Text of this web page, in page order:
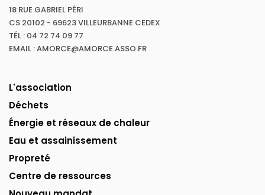
18 RUE GABRIEL PÉRI
CS 20102 - 69623 VILLEURBANNE CEDEX
TÉL : 04 72 74 09 77
EMAIL : AMORCE@AMORCE.ASSO.FR
L'association
Déchets
Énergie et réseaux de chaleur
Eau et assainissement
Propreté
Centre de ressources